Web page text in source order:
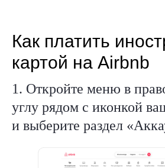
Как платить
картой на Airbnb
1. Откройте меню в
углу рядом с иконкой
и выберите раздел